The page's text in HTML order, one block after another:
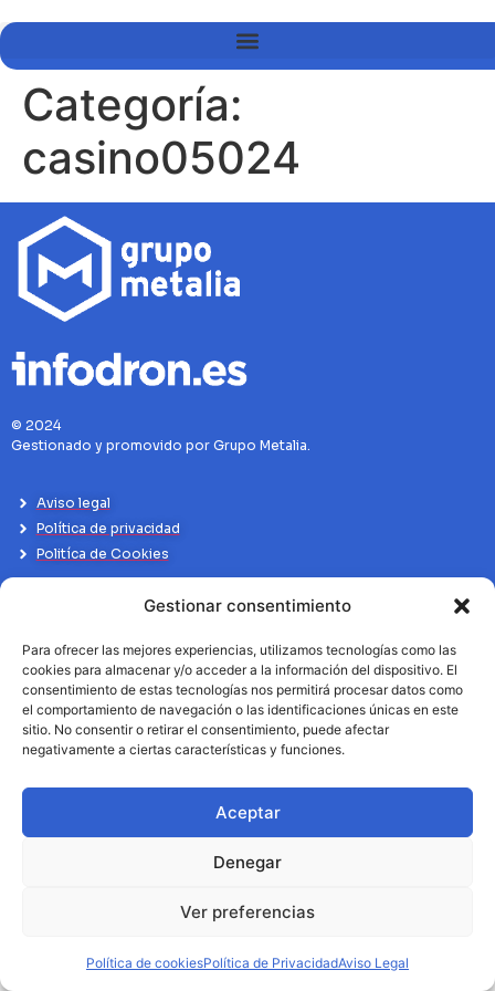
Gestionar consentimiento
Para ofrecer las mejores experiencias, utilizamos tecnologías como las
cookies para almacenar y/o acceder a la información del dispositivo. El
consentimiento de estas tecnologías nos permitirá procesar datos como
el comportamiento de navegación o las identificaciones únicas en este
sitio. No consentir o retirar el consentimiento, puede afectar
negativamente a ciertas características y funciones.
Aceptar
Denegar
Ver preferencias
Política de cookiesPolítica de PrivacidadAviso Legal
Categoría:
casino05024
© 2024
Gestionado y promovido por Grupo Metalia.
Aviso legal
Política de privacidad
Politíca de Cookies